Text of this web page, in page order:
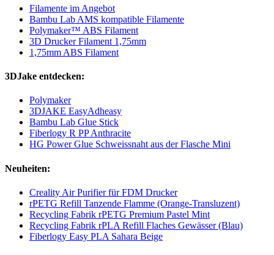
Filamente im Angebot
Bambu Lab AMS kompatible Filamente
Polymaker™ ABS Filament
3D Drucker Filament 1,75mm
1,75mm ABS Filament
3DJake entdecken:
Polymaker
3DJAKE EasyAdheasy
Bambu Lab Glue Stick
Fiberlogy R PP Anthracite
HG Power Glue Schweissnaht aus der Flasche Mini
Neuheiten:
Creality Air Purifier für FDM Drucker
rPETG Refill Tanzende Flamme (Orange-Transluzent)
Recycling Fabrik rPETG Premium Pastel Mint
Recycling Fabrik rPLA Refill Flaches Gewässer (Blau)
Fiberlogy Easy PLA Sahara Beige